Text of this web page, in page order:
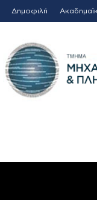
Δημοφιλή